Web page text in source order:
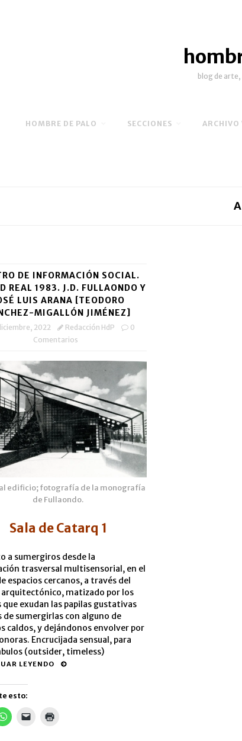
blog de
HOMBRE DE PALO SECCIONES ARCHIVO
DE INFORMACIÓN SOCIAL.
REAL 1983. J.D. FULLAONDO Y
LUIS ARANA [TEODORO
MIGALLÓN JIMÉNEZ]
2022 Redacción HdP
0
Comentarios
edificio; fotografía de la monografía
de Fullaondo.
Sala de Catarq 1
a sumergiros desde la
trasversal multisensorial, en el
espacios cercanos, a través del
arquitectónico, matizado por los
que exudan las papilas gustativas
de sumergirlas con alguno de
caldos, y dejándonos envolver por
Encrucijada sensual, para
(outsider, timeless)
LEYENDO
esto:
Haz
clic